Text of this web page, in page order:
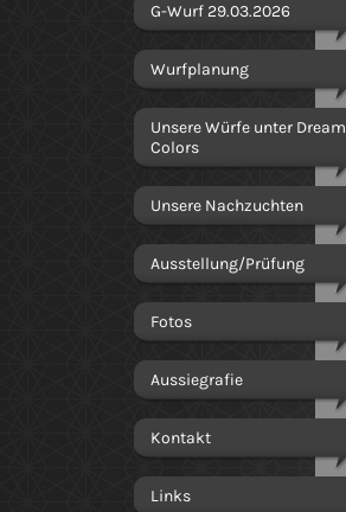
G-Wurf 29.03.2026
Wurfplanung
Unsere Würfe unter Dream
Colors
Unsere Nachzuchten
Ausstellung/Prüfung
Fotos
Aussiegrafie
Kontakt
Links